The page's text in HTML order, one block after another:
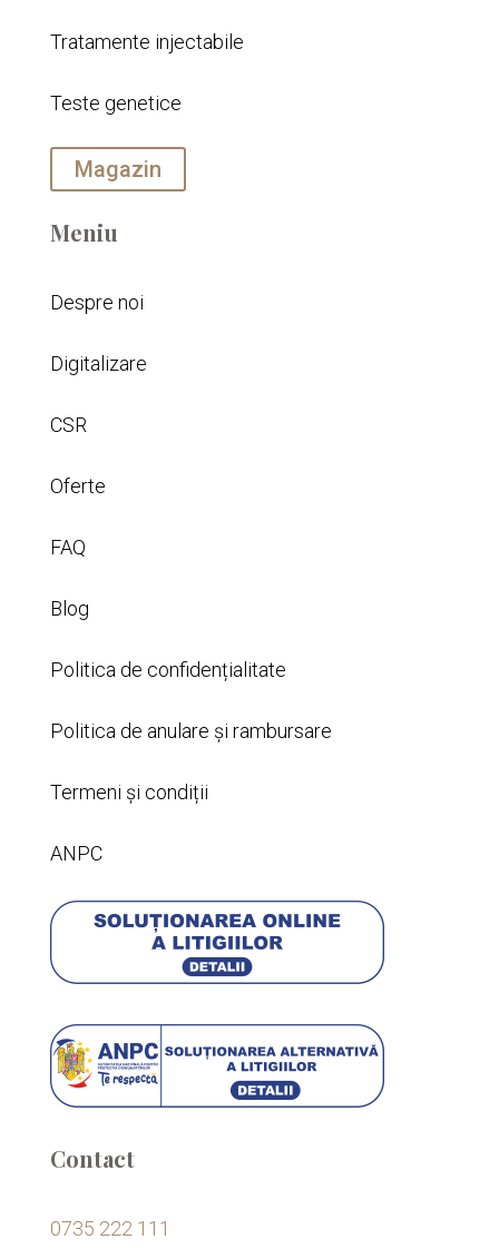
Tratamente injectabile
Teste genetice
Magazin
Meniu
Despre noi
Digitalizare
CSR
Oferte
FAQ
Blog
Politica de confidențialitate
Politica de anulare și rambursare
Termeni și condiții
ANPC
Contact
0735 222 111